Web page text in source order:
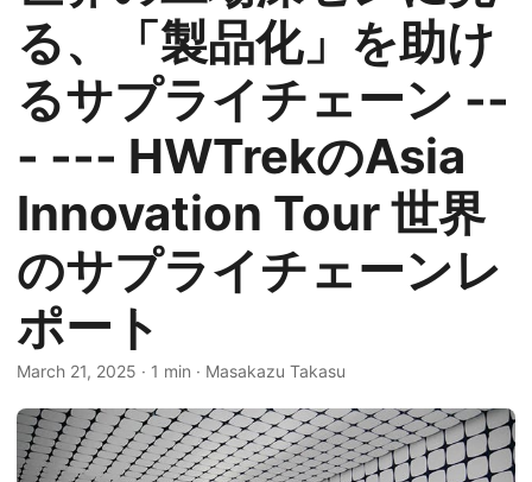
る、「製品化」を助け
るサプライチェーン --
- --- HWTrekのAsia
Innovation Tour 世界
のサプライチェーンレ
ポート
March 21, 2025 · 1 min · Masakazu Takasu